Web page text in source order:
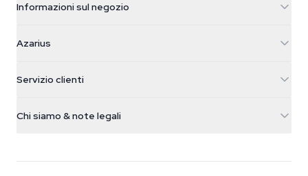
Informazioni sul negozio
Galvaniweg 11
Nederland
+31(0)204897914
Azarius
Smokeshop
Servizio clienti
Chi siamo & note legali
Wiki